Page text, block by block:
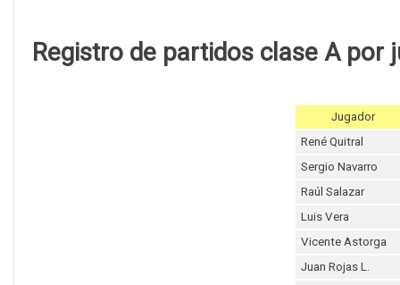
Registro de partidos clase A por
Jugador
René Quitral
Sergio Navarro
Raúl Salazar
Luis Vera
Vicente Astorga
Juan Rojas L.